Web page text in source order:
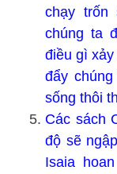
chạy trốn
chúng ta
điều gì
đẩy
sống thôi
Các sách
độ sẽ
Isaia